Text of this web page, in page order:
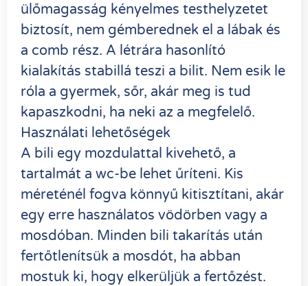
ülőmagasság kényelmes testhelyzetet
biztosít, nem gémberednek el a lábak és
a comb rész. A létrára hasonlító
kialakítás stabillá teszi a bilit. Nem esik le
róla a gyermek, sőr, akár meg is tud
kapaszkodni, ha neki az a megfelelő.
Használati lehetőségek
A bili egy mozdulattal kivehető, a
tartalmát a wc-be lehet űríteni. Kis
méreténél fogva könnyű kitisztítani, akár
egy erre használatos vödörben vagy a
mosdóban. Minden bili takarítás után
fertőtlenítsük a mosdót, ha abban
mostuk ki, hogy elkerüljük a fertőzést.